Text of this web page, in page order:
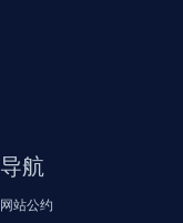
导航
网站公约